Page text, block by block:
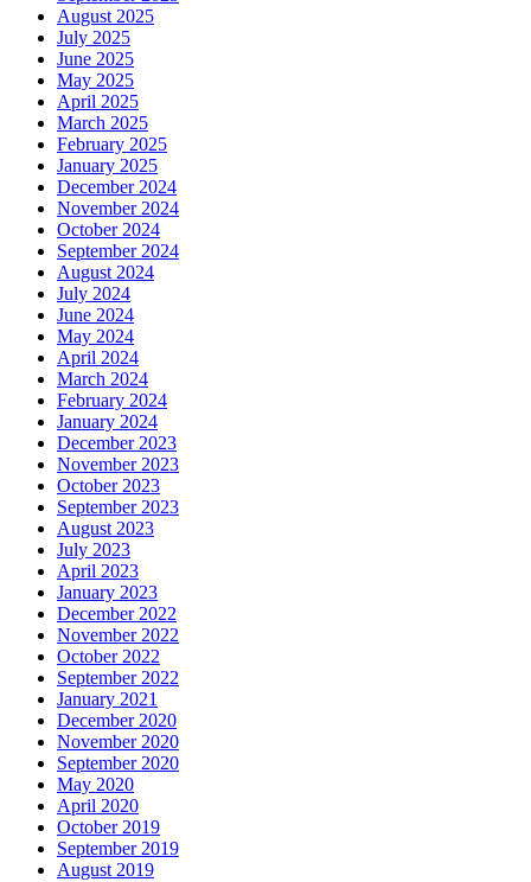
August 2025
July 2025
June 2025
May 2025
April 2025
March 2025
February 2025
January 2025
December 2024
November 2024
October 2024
September 2024
August 2024
July 2024
June 2024
May 2024
April 2024
March 2024
February 2024
January 2024
December 2023
November 2023
October 2023
September 2023
August 2023
July 2023
April 2023
January 2023
December 2022
November 2022
October 2022
September 2022
January 2021
December 2020
November 2020
September 2020
May 2020
April 2020
October 2019
September 2019
August 2019